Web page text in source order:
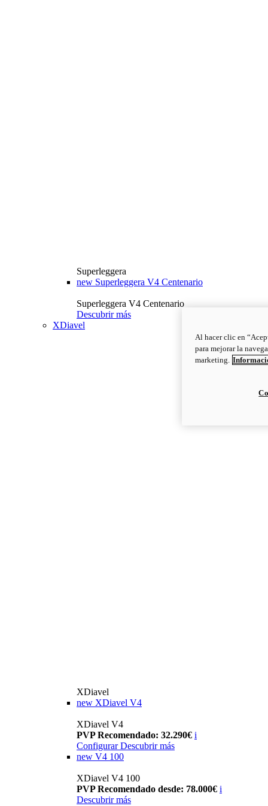
Superleggera
new Superleggera V4 Centenario
Superleggera V4 Centenario
Descubrir más
XDiavel
XDiavel
new XDiavel V4
XDiavel V4
PVP Recomendado: 32.290€ i
Configurar Descubrir más
new V4 100
XDiavel V4 100
PVP Recomendado desde: 78.000€ i
Descubrir más
Al hacer clic en
para mejorar la
marketing.